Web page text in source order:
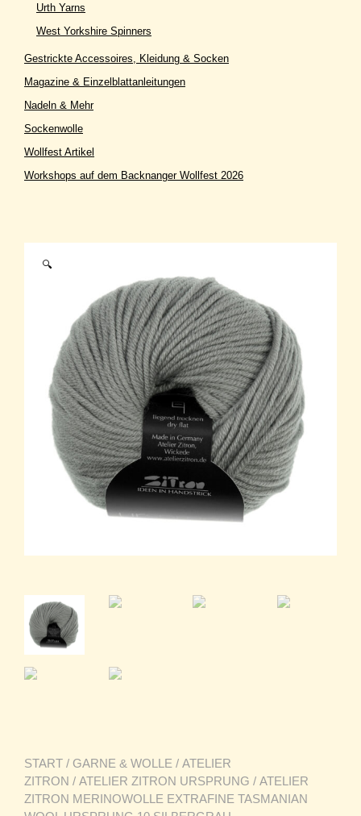
🔍
START / GARNE & WOLLE / ATELIER
ZITRON / ATELIER ZITRON URSPRUNG / ATELIER
ZITRON MERINOWOLLE EXTRAFINE TASMANIAN
Urth Yarns
West Yorkshire Spinners
Gestrickte Accessoires, Kleidung & Socken
Magazine & Einzelblattanleitungen
Nadeln & Mehr
Sockenwolle
Wollfest Artikel
Workshops auf dem Backnanger Wollfest 2026